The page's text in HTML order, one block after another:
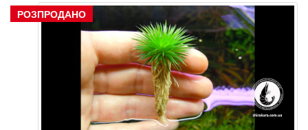
РОЗПРОДАНО